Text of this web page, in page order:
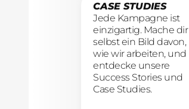
CASE STUDIES
Jede Kampagne ist
einzigartig. Mache dir
selbst ein Bild davon,
wie wir arbeiten, und
entdecke unsere
Success Stories und
Case Studies.